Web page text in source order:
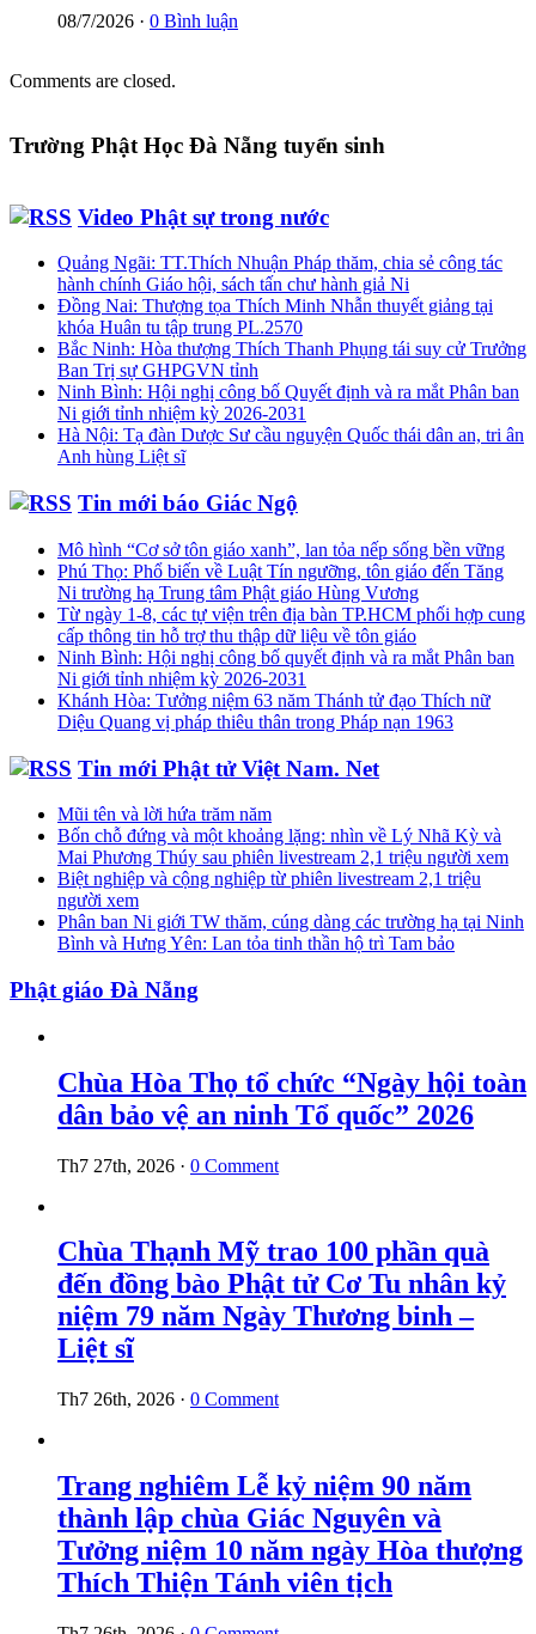
08/7/2026 · 0 Bình luận
Comments are closed.
Trường Phật Học Đà Nẵng tuyển sinh
Video Phật sự trong nước
Quảng Ngãi: TT.Thích Nhuận Pháp thăm, chia sẻ công tác
hành chính Giáo hội, sách tấn chư hành giả Ni
Đồng Nai: Thượng tọa Thích Minh Nhẫn thuyết giảng tại
khóa Huân tu tập trung PL.2570
Bắc Ninh: Hòa thượng Thích Thanh Phụng tái suy cử Trưởng
Ban Trị sự GHPGVN tỉnh
Ninh Bình: Hội nghị công bố Quyết định và ra mắt Phân ban
Ni giới tỉnh nhiệm kỳ 2026-2031
Hà Nội: Tạ đàn Dược Sư cầu nguyện Quốc thái dân an, tri ân
Anh hùng Liệt sĩ
Tin mới báo Giác Ngộ
Mô hình “Cơ sở tôn giáo xanh”, lan tỏa nếp sống bền vững
Phú Thọ: Phổ biến về Luật Tín ngưỡng, tôn giáo đến Tăng
Ni trường hạ Trung tâm Phật giáo Hùng Vương
Từ ngày 1-8, các tự viện trên địa bàn TP.HCM phối hợp cung
cấp thông tin hỗ trợ thu thập dữ liệu về tôn giáo
Ninh Bình: Hội nghị công bố quyết định và ra mắt Phân ban
Ni giới tỉnh nhiệm kỳ 2026-2031
Khánh Hòa: Tưởng niệm 63 năm Thánh tử đạo Thích nữ
Diệu Quang vị pháp thiêu thân trong Pháp nạn 1963
Tin mới Phật tử Việt Nam. Net
Mũi tên và lời hứa trăm năm
Bốn chỗ đứng và một khoảng lặng: nhìn về Lý Nhã Kỳ và
Mai Phương Thúy sau phiên livestream 2,1 triệu người xem
Biệt nghiệp và cộng nghiệp từ phiên livestream 2,1 triệu
người xem
Phân ban Ni giới TW thăm, cúng dàng các trường hạ tại Ninh
Bình và Hưng Yên: Lan tỏa tinh thần hộ trì Tam bảo
Phật giáo Đà Nẵng
Chùa Hòa Thọ tổ chức “Ngày hội toàn
dân bảo vệ an ninh Tổ quốc” 2026
Th7 27th, 2026 · 0 Comment
Chùa Thạnh Mỹ trao 100 phần quà
đến đồng bào Phật tử Cơ Tu nhân kỷ
niệm 79 năm Ngày Thương binh –
Liệt sĩ
Th7 26th, 2026 · 0 Comment
Trang nghiêm Lễ kỷ niệm 90 năm
thành lập chùa Giác Nguyên và
Tưởng niệm 10 năm ngày Hòa thượng
Thích Thiện Tánh viên tịch